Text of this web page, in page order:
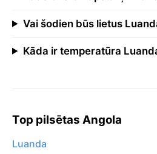
Vai šodien būs lietus
Kāda ir temperatūra
Top pilsētas Angola
Luanda